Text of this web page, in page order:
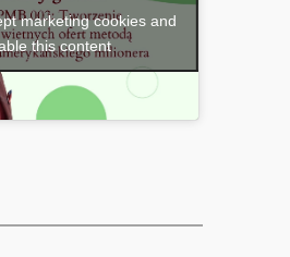
marketing cookies and
this content